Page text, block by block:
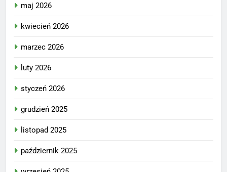
maj 2026
kwiecień 2026
marzec 2026
luty 2026
styczeń 2026
grudzień 2025
listopad 2025
październik 2025